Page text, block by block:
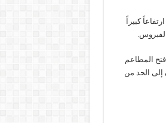
كبيراً
المطاعم
، بينما سيضطر السكان إلى الحد من